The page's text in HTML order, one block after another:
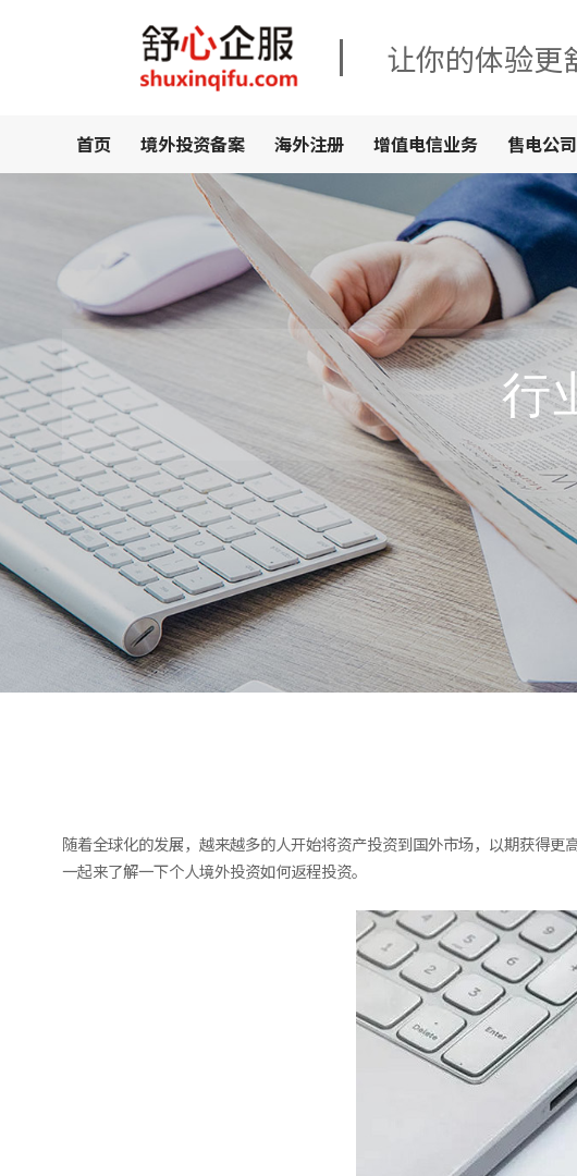
让你的体验更
首页 境外投资备案 海外注册 增值电信业务 售电公
行
随着全球化的发展，越来越多的人开始将资产投资到国外市场，以期获得更
一起来了解一下个人境外投资如何返程投资。